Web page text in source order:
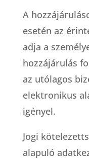
A
esetén az
adja a
hozzájárulás
az utólagos
elektronikus
igényel.
Jogi
alapuló